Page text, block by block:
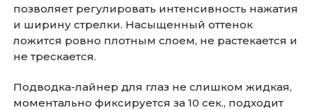
позволяет регулировать интенсивность нажатия
и ширину стрелки. Насыщенный оттенок
ложится ровно плотным слоем, не растекается и
не трескается.
Подводка-лайнер для глаз не слишком жидкая,
моментально фиксируется за 10 сек., подходит